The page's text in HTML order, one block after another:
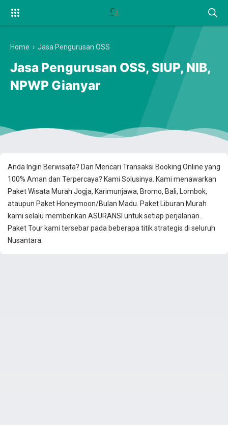
Anda Ingin Berwisata? Dan Mencari Transaksi Booking Online yang
100% Aman dan Terpercaya? Kami Solusinya. Kami menawarkan
Paket Wisata Murah Jogja, Karimunjawa, Bromo, Bali, Lombok,
ataupun Paket Honeymoon/Bulan Madu. Paket Liburan Murah
kami selalu memberikan ASURANSI untuk setiap perjalanan.
Paket Tour kami tersebar pada beberapa titik strategis di seluruh
Nusantara.
Home › Jasa Pengurusan OSS
Jasa Pengurusan OSS, SIUP, NIB,
NPWP Gianyar